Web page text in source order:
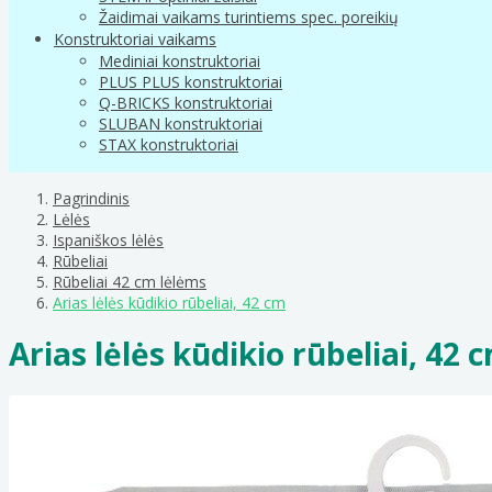
Žaidimai vaikams turintiems spec. poreikių
Konstruktoriai vaikams
Mediniai konstruktoriai
PLUS PLUS konstruktoriai
Q-BRICKS konstruktoriai
SLUBAN konstruktoriai
STAX konstruktoriai
Pagrindinis
Lėlės
Ispaniškos lėlės
Rūbeliai
Rūbeliai 42 cm lėlėms
Arias lėlės kūdikio rūbeliai, 42 cm
Arias lėlės kūdikio rūbeliai, 42